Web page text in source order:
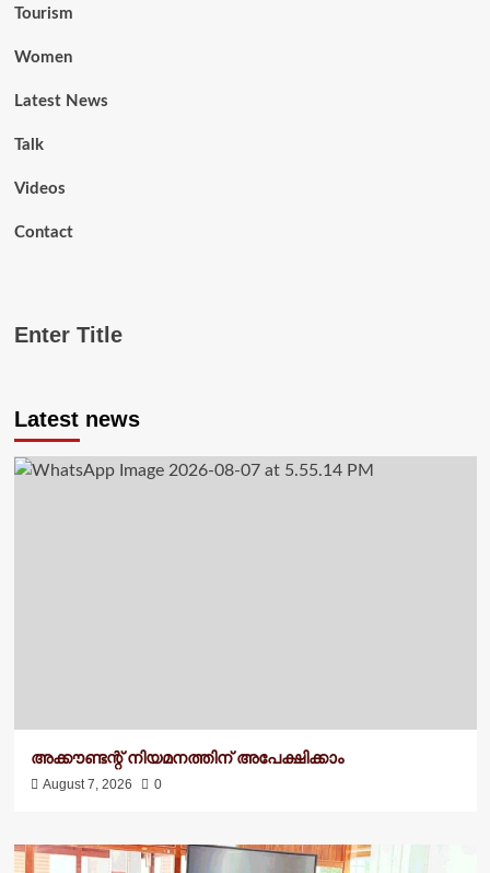
Tourism
Women
Latest News
Talk
Videos
Contact
Enter Title
Latest news
അക്കൗണ്ടന്റ് നിയമനത്തിന് അപേക്ഷിക്കാം
August 7, 2026 0